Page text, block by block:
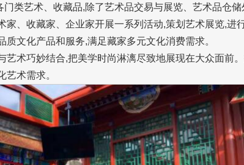
类艺术、收藏品,除了艺术品交易与展览、艺术品仓
家、收藏家、企业家开展一系列活动,策划艺术展览,进
文化产品和服务,满足藏家多元文化消费需求。
艺术巧妙结合,把美学时尚淋漓尽致地展现在大众面前
艺术需求。